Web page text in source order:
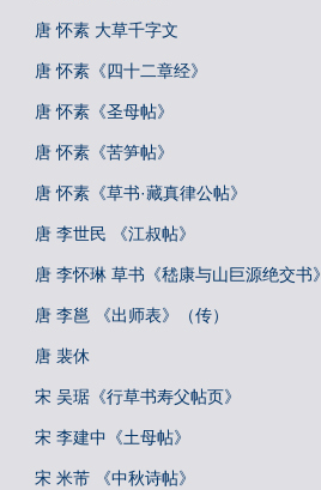
唐 怀素 大草千字文
唐 怀素《四十二章经》
唐 怀素《圣母帖》
唐 怀素《苦笋帖》
唐 怀素《草书·藏真律公帖》
唐 李世民 《江叔帖》
唐 李怀琳 草书《嵇康与山巨源绝交书》
唐 李邕 《出师表》（传）
唐 裴休
宋 吴琚《行草书寿父帖页》
宋 李建中《土母帖》
宋 米芾 《中秋诗帖》